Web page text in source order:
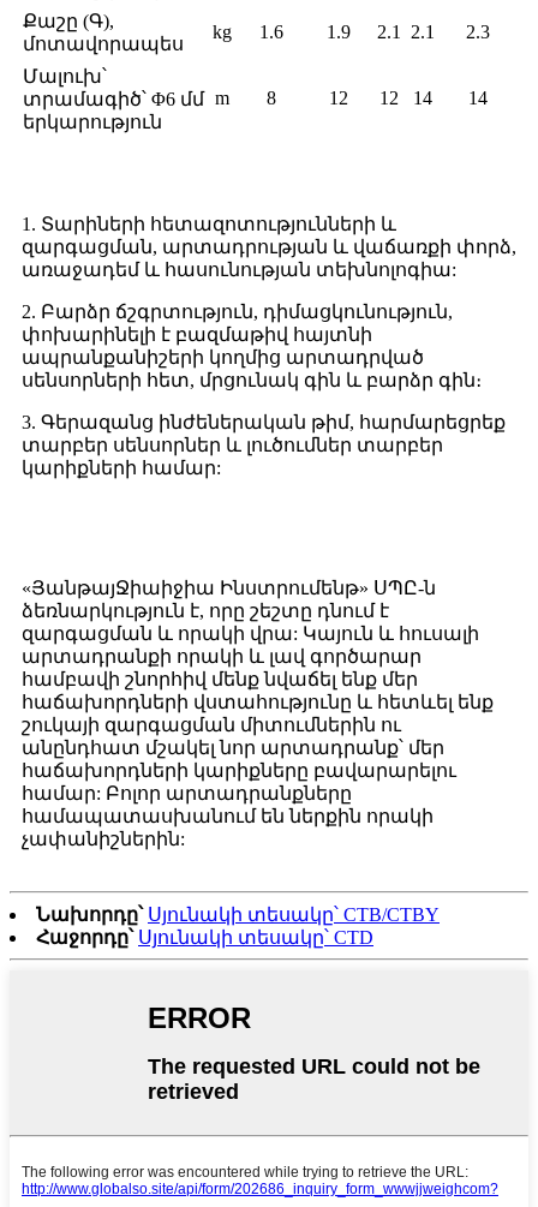
Քաշը (Գ),
մոտավորապես
kg 1.6 1.9 2.1 2.1 2.3
Մալուխ՝
տրամագիծ՝ Φ6 մմ
երկարություն
m 8 12 12 14 14
1. Տարիների հետազոտությունների և
զարգացման, արտադրության և վաճառքի փորձ,
առաջադեմ և հասունության տեխնոլոգիա:
2. Բարձր ճշգրտություն, դիմացկունություն,
փոխարինելի է բազմաթիվ հայտնի
ապրանքանիշերի կողմից արտադրված
սենսորների հետ, մրցունակ գին և բարձր գին։
3. Գերազանց ինժեներական թիմ, հարմարեցրեք
տարբեր սենսորներ և լուծումներ տարբեր
կարիքների համար:
«ՅանթայՋիաիջիա Ինստրումենթ» ՍՊԸ-ն
ձեռնարկություն է, որը շեշտը դնում է
զարգացման և որակի վրա: Կայուն և հուսալի
արտադրանքի որակի և լավ գործարար
համբավի շնորհիվ մենք նվաճել ենք մեր
հաճախորդների վստահությունը և հետևել ենք
շուկայի զարգացման միտումներին ու
անընդհատ մշակել նոր արտադրանք՝ մեր
հաճախորդների կարիքները բավարարելու
համար: Բոլոր արտադրանքները
համապատասխանում են ներքին որակի
չափանիշներին:
Նախորդը՝ Սյունակի տեսակը՝ CTB/CTBY
Հաջորդը՝ Սյունակի տեսակը՝ CTD